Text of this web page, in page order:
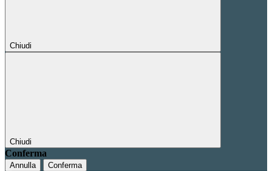
Chiudi
Chiudi
Conferma
Annulla Conferma